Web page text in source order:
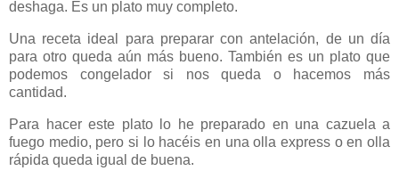
deshaga. Es un plato muy completo.
Una receta ideal para preparar con antelación, de un día
para otro queda aún más bueno. También es un plato que
podemos congelador si nos queda o hacemos más
cantidad.
Para hacer este plato lo he preparado en una cazuela a
fuego medio, pero si lo hacéis en una olla express o en olla
rápida queda igual de buena.